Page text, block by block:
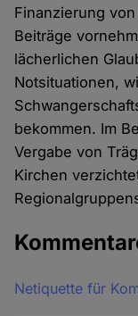
Finanzierung
Beiträge
lächerlichen
Notsituationen,
bekommen. Im
Vergabe von
Kirchen
Netiquette für